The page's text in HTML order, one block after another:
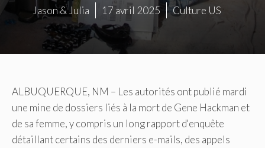
Jason & Julia 17 avril 2025 Culture US
ALBUQUERQUE, NM – Les autorités ont publié mardi
une mine de dossiers liés à la mort de Gene Hackman et
de sa femme, y compris un long rapport d'enquête
détaillant certains des derniers e-mails, des appels